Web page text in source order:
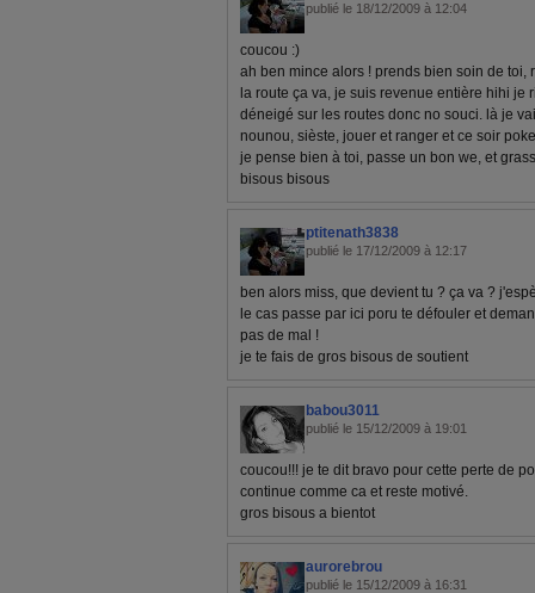
publié le 18/12/2009 à 12:04
coucou :)
ah ben mince alors ! prends bien soin de toi,
la route ça va, je suis revenue entière hihi je
déneigé sur les routes donc no souci. là je
nounou, sièste, jouer et ranger et ce soir
je pense bien à toi, passe un bon we, et
bisous bisous
ptitenath3838
publié le 17/12/2009 à 12:17
ben alors miss, que devient tu ? ça va ?
le cas passe par ici poru te défouler et
pas de mal !
je te fais de gros bisous de soutient
babou3011
publié le 15/12/2009 à 19:01
coucou!!! je te dit bravo pour cette perte de
continue comme ca et reste motivé.
gros bisous a bientot
aurorebrou
publié le 15/12/2009 à 16:31